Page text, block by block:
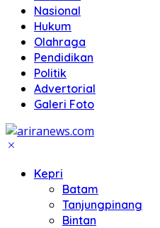
Nasional
Hukum
Olahraga
Pendidikan
Politik
Advertorial
Galeri Foto
Kepri
Batam
Tanjungpinang
Bintan